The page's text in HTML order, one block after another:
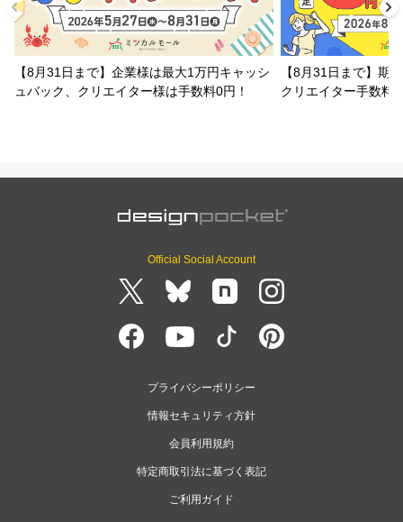
【8月31日まで】企業様は最大1万円キャッシ
ュバック、クリエイター様は手数料0円！
【8月31日まで】期
クリエイター手数料
Official Social Account
プライバシーポリシー
情報セキュリティ方針
会員利用規約
特定商取引法に基づく表記
ご利用ガイド